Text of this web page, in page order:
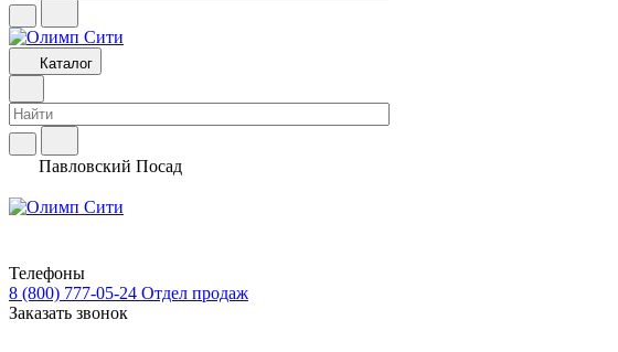
Каталог
Павловский Посад
Телефоны
8 (800) 777-05-24 Отдел продаж
Заказать звонок